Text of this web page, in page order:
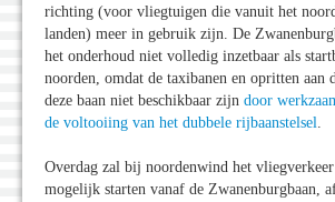
richting (voor vliegtuigen die vanuit het
landen) meer in gebruik zijn. De
het onderhoud niet volledig inzetbaar als
noorden, omdat de taxibanen en opritten aan
deze baan niet beschikbaar zijn door
de voltooiing van het dubbele rijbaanstelsel.
Overdag zal bij noordenwind het
mogelijk starten vanaf de Zwanenburgbaan,